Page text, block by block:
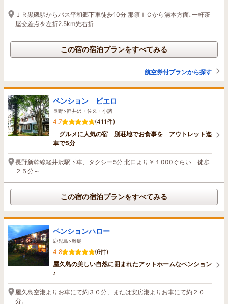
ＪＲ黒磯駅からバス平和郷下車徒歩10分 那須ＩＣから湯本方面､一軒茶
屋交差点を左折2.5km先右折
この宿の宿泊プランをすべてみる
航空券付プランから探す
ペンション ピエロ
長野>軽井沢・佐久・小諸
4.7
(411件)
グルメに人気の宿 別荘地でお食事を アウトレット迄
車で5分
長野新幹線軽井沢駅下車、タクシー5分 北口より￥１000ぐらい 徒歩
２５分～
この宿の宿泊プランをすべてみる
ペンションハロー
鹿児島>離島
4.8
(6件)
屋久島の美しい自然に囲まれたアットホームなペンション
♪
屋久島空港よりお車にて約３０分、または安房港よりお車にて約２０
分。